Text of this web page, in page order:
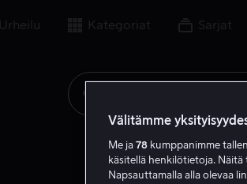
Urheilu Kategoriat Sarjat
Välitämme
Me ja 78 kumppanimme
käsitellä henkilötietoja.
Napsauttamalla alla olevaa